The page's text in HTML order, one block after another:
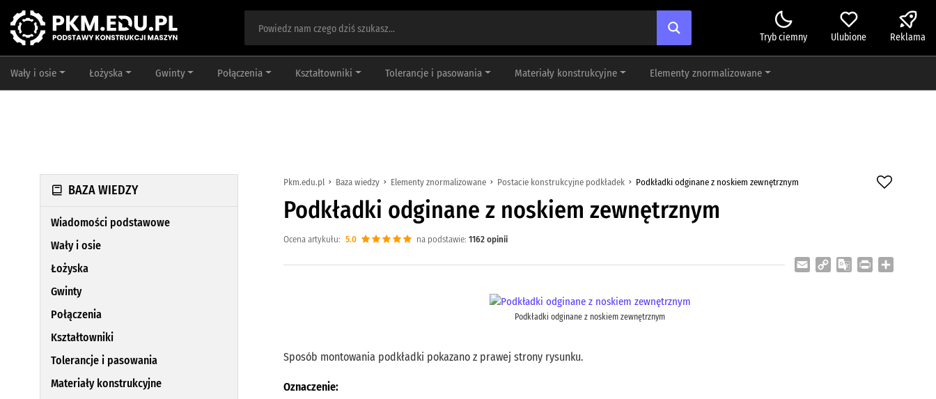
Tryb ciemny Ulubione Reklama
Wały i osie Łożyska Gwinty Połączenia Kształtowniki Tolerancje i pasowania Materiały konstrukcyjne Elementy znormalizowane
BAZA WIEDZY
Wiadomości podstawowe
Wały i osie
Łożyska
Gwinty
Połączenia
Kształtowniki
Tolerancje i pasowania
Materiały konstrukcyjne
Pkm.edu.pl Baza wiedzy Elementy znormalizowane Postacie konstrukcyjne podkładek Podkładki odginane z noskiem zewnętrznym
Podkładki odginane z noskiem zewnętrznym
Ocena artykułu: 5.0 na podstawie: 1162 opinii
Email
Copy
GooglePrint
Podkładki odginane z noskiem zewnętrznym
Sposób montowania podkładki pokazano z prawej strony rysunku.
Oznaczenie: